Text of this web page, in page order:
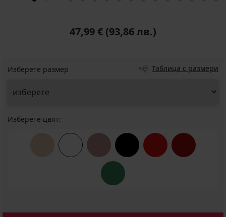
47,99 € (93,86 лв.)
Изберете размер Таблица с размери
Изберете цвят: